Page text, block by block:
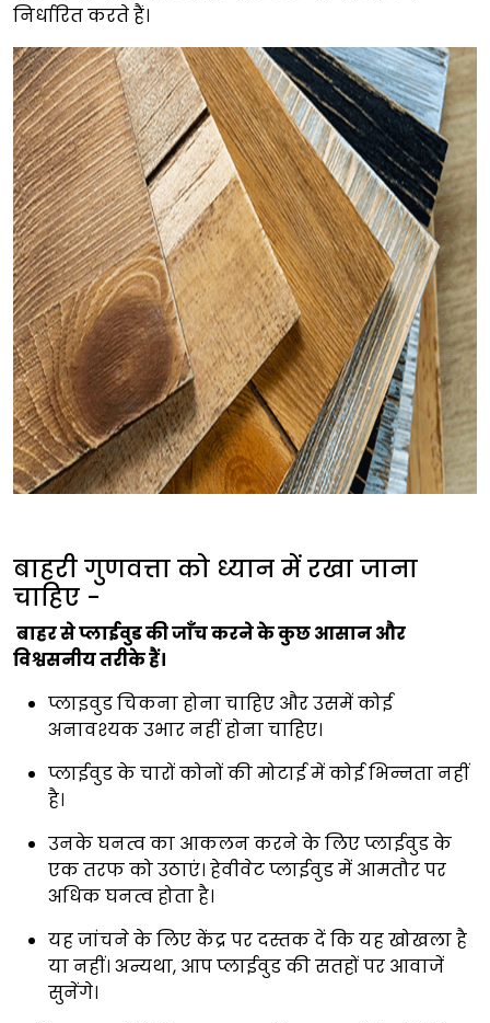
निर्धारित करते हैं।
बाहरी गुणवत्ता को ध्यान में रखा जाना
चाहिए -
बाहर से प्लाईवुड की जाँच करने के कुछ आसान और
विश्वसनीय तरीके हैं।
प्लाइवुड चिकना होना चाहिए और उसमें कोई
अनावश्यक उभार नहीं होना चाहिए।
प्लाईवुड के चारों कोनों की मोटाई में कोई भिन्नता नहीं
है।
उनके घनत्व का आकलन करने के लिए प्लाईवुड के
एक तरफ को उठाएं। हेवीवेट प्लाईवुड में आमतौर पर
अधिक घनत्व होता है।
यह जांचने के लिए केंद्र पर दस्तक दें कि यह खोखला है
या नहीं। अन्यथा, आप प्लाईवुड की सतहों पर आवाजें
सुनेंगे।